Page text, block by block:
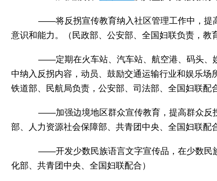
——将反拐宣传教育纳入社区管理工作中，提高
意识和能力。（民政部、公安部、全国妇联负责，教
——定期在火车站、汽车站、航空港、码头、娱
中纳入反拐内容，动员、鼓励交通运输行业和娱乐
铁道部、民航局负责，公安部、司法部、全国妇联配
——加强边境地区群众宣传教育，提高群众反拐
部、人力资源社会保障部、共青团中央、全国妇联配
——开发少数民族语言文字宣传品，在少数民族
化部、共青团中央、全国妇联配合）